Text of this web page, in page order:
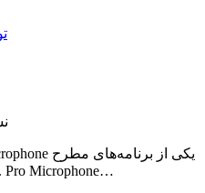
ضبط صدا برای مک macOS است. Pro Microphone…